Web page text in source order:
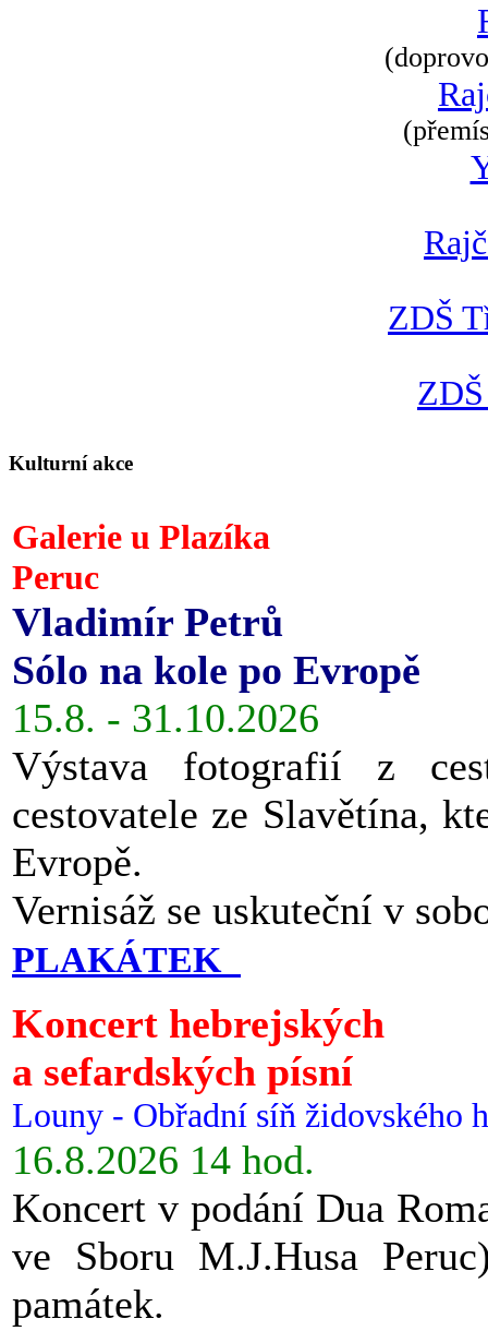
ZDŠ
Kulturní akce
Galerie u Plazíka
Peruc
Vladimír Petrů
Sólo na kole po Evropě
15.8. - 31.10.2026
Výstava fotografií z
cestovatele ze Slavětína,
Evropě.
Vernisáž se uskuteční v
PLAKÁTEK
Koncert hebrejských
a sefardských písní
Louny - Obřadní síň židovského
16.8.2026 14 hod.
Koncert v podání Dua
ve Sboru M.J.Husa
památek.